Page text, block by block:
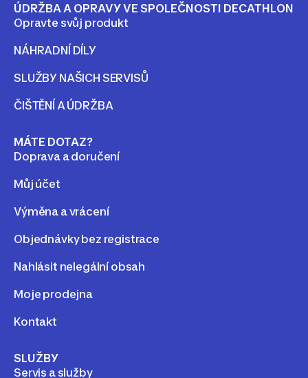
ÚDRŽBA A OPRAVY VE SPOLEČNOSTI DECATHLON
Opravte svůj produkt
NÁHRADNÍ DÍLY
SLUŽBY NAŠICH SERVISŮ
ČIŠTĚNÍ A ÚDRŽBA
MÁTE DOTAZ?
Doprava a doručení
Můj účet
Výměna a vrácení
Objednávky bez registrace
Nahlásit nelegální obsah
Moje prodejna
Kontakt
SLUŽBY
Servis a služby